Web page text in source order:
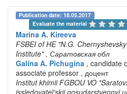
Publication date: 18.05.2017
Evaluate the material
Marina A. Kireeva
FSBEI of HE "N.G.
Institute" , Саратовская обл
Galina A. Pichugina , candidate
associate professor , доцент
Institut khimii FGBOU VO